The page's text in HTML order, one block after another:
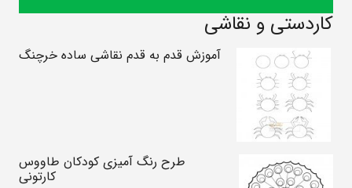
کاردستی و نقاشی
آموزش قدم به قدم نقاشی ساده خرچنگ
طرح رنگ آمیزی کودکان طاووس
کارتونی